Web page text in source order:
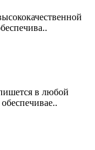
в любой